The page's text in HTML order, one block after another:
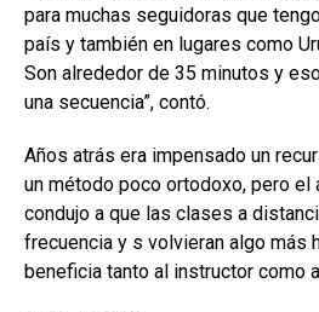
para muchas seguidoras que
país y también en lugares como
Son alrededor de 35 minutos y
una secuencia”, contó.
Años atrás era impensado un
un método poco ortodoxo, pero el
condujo a que las clases a
frecuencia y s volvieran algo más
beneficia tanto al instructor como